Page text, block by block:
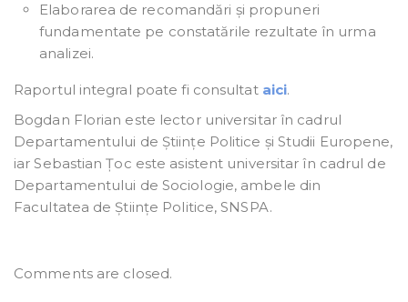
Elaborarea de recomandări și propuneri
fundamentate pe constatările rezultate în urma
analizei.
Raportul integral poate fi consultat aici.
Bogdan Florian este lector universitar în cadrul
Departamentului de Științe Politice și Studii Europene,
iar Sebastian Țoc este asistent universitar în cadrul de
Departamentului de Sociologie, ambele din
Facultatea de Științe Politice, SNSPA.
Comments are closed.